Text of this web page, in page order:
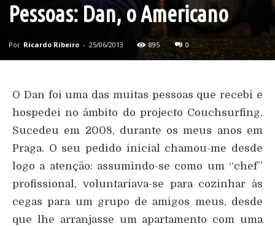
Pessoas: Dan, o Americano
Por Ricardo Ribeiro - 25/06/2013 895 0
O Dan foi uma das muitas pessoas que recebi e
hospedei no âmbito do projecto Couchsurfing.
Sucedeu em 2008, durante os meus anos em
Praga. O seu pedido inicial chamou-me desde
logo a atenção: assumindo-se como um “chef”
profissional, voluntariava-se para cozinhar às
cegas para um grupo de amigos meus, desde
que lhe arranjasse um apartamento com uma